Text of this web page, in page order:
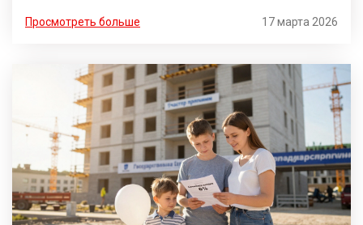
Просмотреть больше 17 марта 2026